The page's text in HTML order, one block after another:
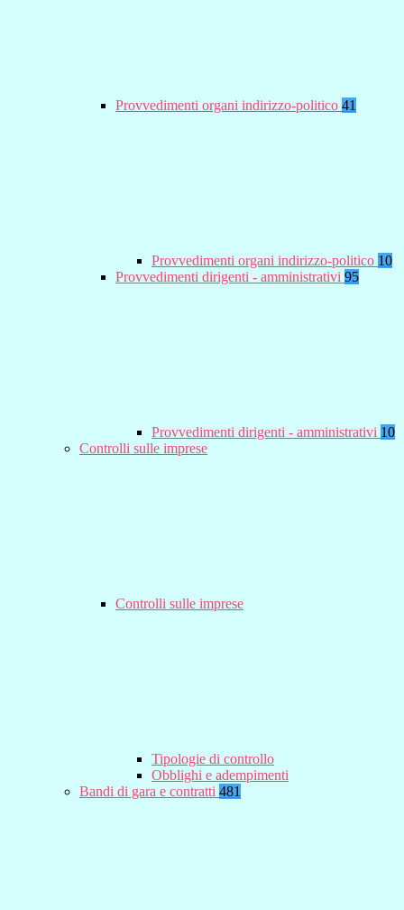
Provvedimenti organi indirizzo-politico 41
Provvedimenti organi indirizzo-politico 10
Provvedimenti dirigenti - amministrativi 95
Provvedimenti dirigenti - amministrativi 10
Controlli sulle imprese
Controlli sulle imprese
Tipologie di controllo
Obblighi e adempimenti
Bandi di gara e contratti 481